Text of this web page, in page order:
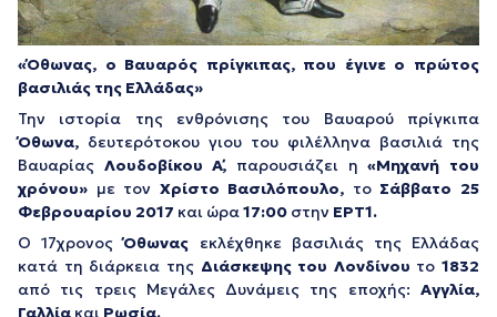
«Όθωνας, ο Βαυαρός πρίγκιπας, που έγινε ο πρώτος
βασιλιάς της Ελλάδας»
Την ιστορία της ενθρόνισης του Βαυαρού πρίγκιπα
Όθωνα, δευτερότοκου γιου του φιλέλληνα βασιλιά της
Βαυαρίας Λουδοβίκου Α΄, παρουσιάζει η«Μηχανή του
χρόνου» με τον Χρίστο Βασιλόπουλο, το Σάββατο 25
Φεβρουαρίου 2017 και ώρα17:00 στην ΕΡΤ1.
Ο 17χρονος Όθωνας εκλέχθηκε βασιλιάς της Ελλάδας
κατά τη διάρκεια της Διάσκεψης του Λονδίνου το 1832
από τις τρεις Μεγάλες Δυνάμεις της εποχής: Αγγλία,
Γαλλία και Ρωσία.